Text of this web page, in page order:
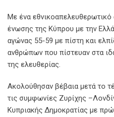
Με ένα
ένωσης της Κύπρου με την
αγώνας 55-59 με πίστη και
ανθρώπων που πίστευαν στα
της ελευθερίας.
Ακολούθησαν βέβαια μετά το
τις συμφωνίες Ζυρίχης
Κυπριακής Δημοκρατίας με